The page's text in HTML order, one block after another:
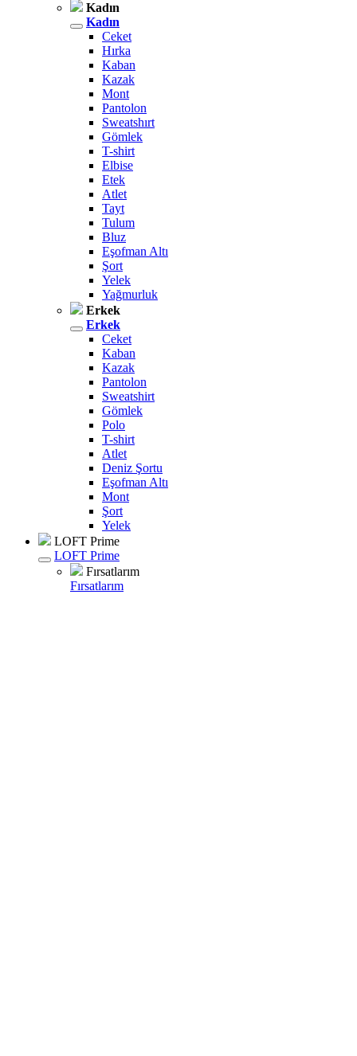
Kadın
Kadın
Ceket
Hırka
Kaban
Kazak
Mont
Pantolon
Sweatshırt
Gömlek
T-shirt
Elbise
Etek
Atlet
Tayt
Tulum
Bluz
Eşofman Altı
Şort
Yelek
Yağmurluk
Erkek
Erkek
Ceket
Kaban
Kazak
Pantolon
Sweatshirt
Gömlek
Polo
T-shirt
Atlet
Deniz Şortu
Eşofman Altı
Mont
Şort
Yelek
LOFT Prime
LOFT Prime
Fırsatlarım
Fırsatlarım